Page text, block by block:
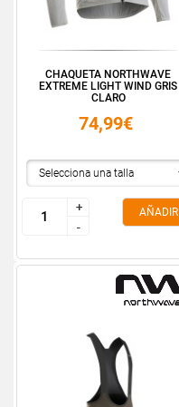
CHAQUETA NORTHWAVE
EXTREME LIGHT WIND GRIS
CLARO
74,99€
+
-
+
-
AÑADIR